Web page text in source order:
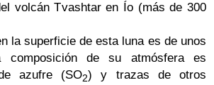
volcán Tvashtar en Ío (más de 300
la superficie de esta luna es de unos
de su atmósfera es
azufre (SO2) y trazas de otros